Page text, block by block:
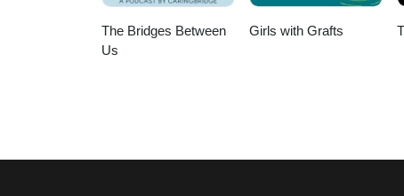
The Bridges Between
Us
Girls with Grafts